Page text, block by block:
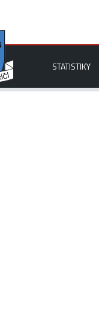
STATISTIKY